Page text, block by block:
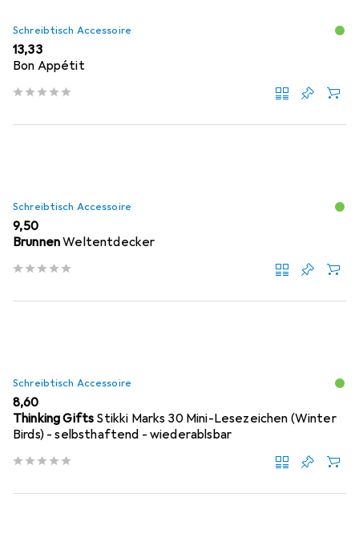
Schreibtisch Accessoire
EUR
13,33
Bon Appétit
Schreibtisch Accessoire
EUR
9,50
BrunnenWeltentdecker
Schreibtisch Accessoire
EUR
8,60
Thinking Gifts Stikki Marks 30 Mini-Lesezeichen (Winter
Birds) - selbsthaftend - wiederablsbar